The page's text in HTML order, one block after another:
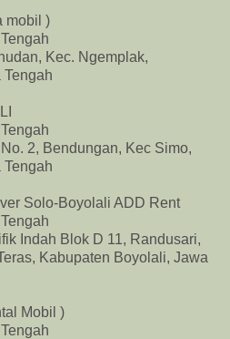
mobil )
Kec. Ngemplak,
2, Bendungan, Kec Simo,
Solo-Boyolali ADD Rent
Indah Blok D 11, Randusari,
Kabupaten Boyolali, Jawa
Mobil )